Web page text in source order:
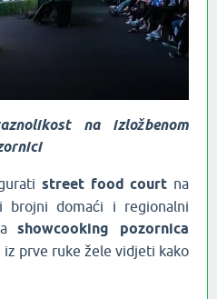
na izložbenom
street food court na
brojni domaći i regionalni
showcooking pozornica
prve ruke žele vidjeti kako